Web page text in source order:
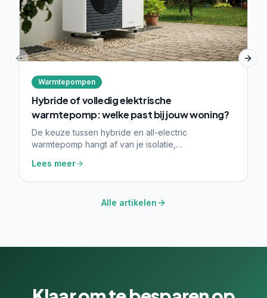
Warmtepompen
Hybride of volledig elektrische
warmtepomp: welke past bij jouw woning?
De keuze tussen hybride en all-electric
warmtepomp hangt af van je isolatie,
kiezen.
Lees meer
Previous slide
Alle artikelen